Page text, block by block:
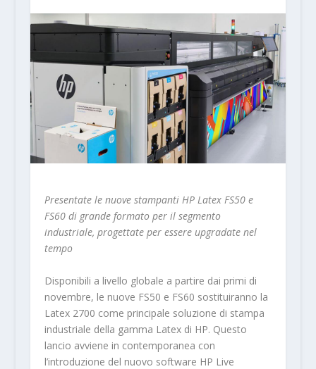
Presentate le nuove stampanti HP Latex FS50 e
FS60 di grande formato per il segmento
industriale, progettate per essere upgradate nel
tempo
Disponibili a livello globale a partire dai primi di
novembre, le nuove FS50 e FS60 sostituiranno la
Latex 2700 come principale soluzione di stampa
industriale della gamma Latex di HP. Questo
lancio avviene in contemporanea con
l’introduzione del nuovo software HP Live